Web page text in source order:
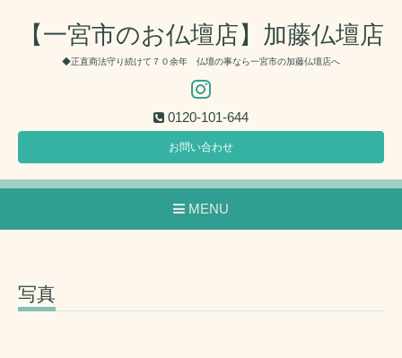
【一宮市のお仏壇店】加藤仏壇店
◆正直商法守り続けて７０余年 仏壇の事なら一宮市の加藤仏壇店へ
0120-101-644
お問い合わせ
MENU
写真